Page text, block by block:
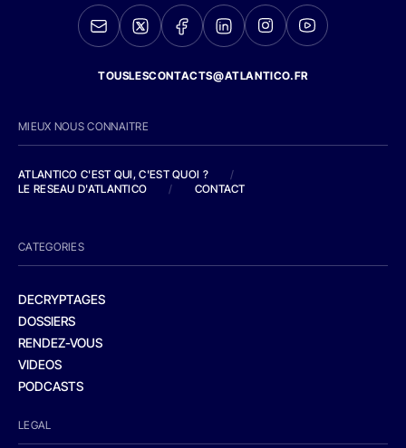
TOUSLESCONTACTS@ATLANTICO.FR
MIEUX NOUS CONNAITRE
ATLANTICO C'EST QUI, C'EST QUOI ?
/
LE RESEAU D'ATLANTICO
/ CONTACT
CATEGORIES
DECRYPTAGES
DOSSIERS
RENDEZ-VOUS
VIDEOS
PODCASTS
LEGAL